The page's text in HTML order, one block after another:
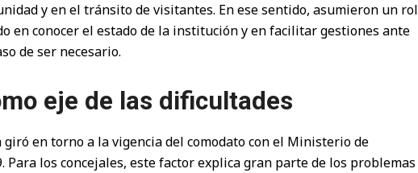
y en el tránsito de visitantes. En ese sentido, asumieron un rol
en conocer el estado de la institución y en facilitar gestiones ante
de ser necesario.
eje de las dificultades
en torno a la vigencia del comodato con el Ministerio de
Para los concejales, este factor explica gran parte de los problemas